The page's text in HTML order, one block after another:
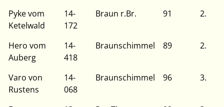
Pyke vom
Ketelwald
14-
172
Braun r.Br. 91 2.
Hero vom
Auberg
14-
418
Braunschimmel 89 2.
Varo von
Rustens
14-
068
Braunschimmel 96 3.